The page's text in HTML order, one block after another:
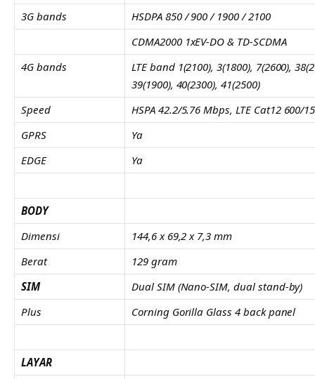
3G bands
HSDPA 850 / 900 / 1900 / 2100
CDMA2000 1xEV-DO & TD-SCDMA
4G bands
LTE band 1(2100), 3(1800), 7(2600),
39(1900), 40(2300), 41(2500)
Speed
HSPA 42.2/5.76 Mbps, LTE Cat12 600/
GPRS
Ya
EDGE
Ya
BODY
Dimensi
144,6 x 69,2 x 7,3 mm
Berat
129 gram
SIM
Dual SIM (Nano-SIM, dual stand-by)
Plus
Corning Gorilla Glass 4 back panel
LAYAR